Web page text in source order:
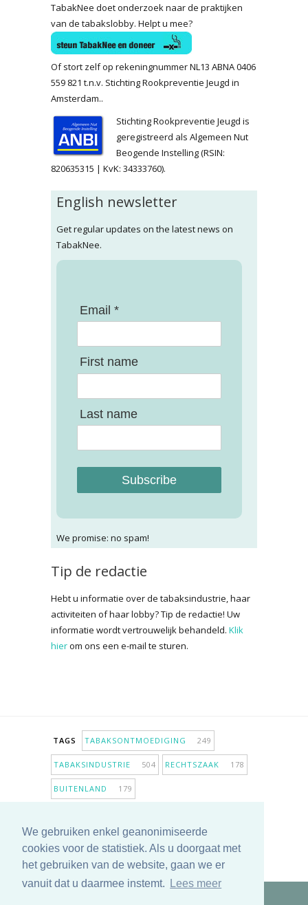
We gebruiken enkel geanonimiseerde
cookies voor de statistiek. Als u doorgaat met
het gebruiken van de website, gaan we er
vanuit dat u daarmee instemt.
Lees meer
TabakNee doet onderzoek naar de praktijken
van de tabakslobby. Helpt u mee?
Of stort zelf op rekeningnummer NL13 ABNA 0406
559 821 t.n.v. Stichting Rookpreventie Jeugd in
Amsterdam..
Stichting Rookpreventie Jeugd is
geregistreerd als Algemeen Nut
Beogende Instelling (RSIN:
820635315 | KvK: 34333760).
English newsletter
Get regular updates on the latest news on
TabakNee.
Email *
First name
Last name
Subscribe
We promise: no spam!
Tip de redactie
Hebt u informatie over de tabaksindustrie, haar
activiteiten of haar lobby? Tip de redactie! Uw
informatie wordt vertrouwelijk behandeld. Klik
hierom ons een e-mail te sturen.
TAGS TABAKSONTMOEDIGING 249
TABAKSINDUSTRIE 504 RECHTSZAAK 178
BUITENLAND 179
ANTIROOKBELEID307 ONDERZOEK
MEER TAGS TONEN